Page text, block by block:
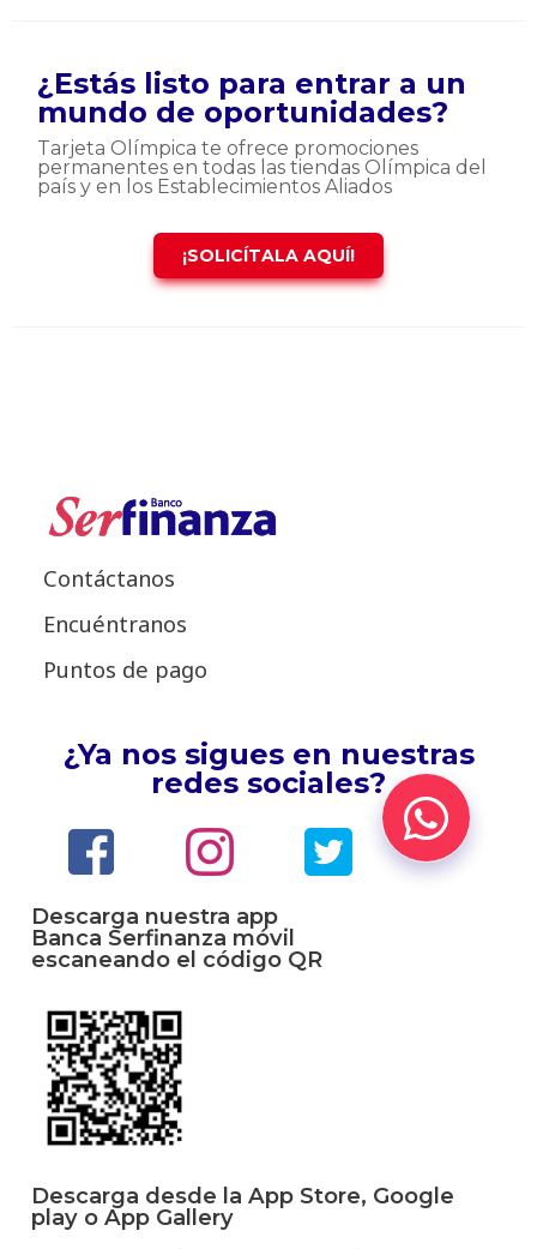
¿Estás listo para entrar a un
mundo de oportunidades?
Tarjeta Olímpica te ofrece promociones
permanentes en todas las tiendas Olímpica del
país y en los Establecimientos Aliados
¡SOLICÍTALA AQUÍ!
Contáctanos
Encuéntranos
Puntos de pago
¿Ya nos sigues en nuestras
redes sociales?
Descarga nuestra app
Banca Serfinanza móvil
escaneando el código QR
Descarga desde la App Store, Google
play o App Gallery